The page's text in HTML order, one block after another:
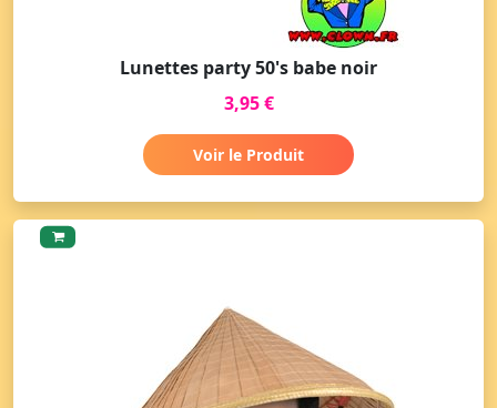
Lunettes party 50's babe noir
3,95 €
Voir le Produit